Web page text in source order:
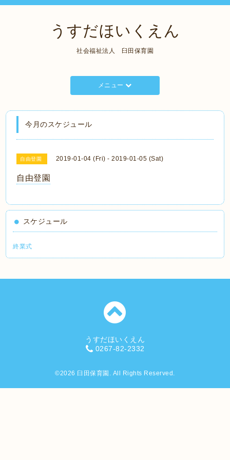
うすだほいくえん
社会福祉法人 臼田保育園
メニュー
今月のスケジュール
自由登園 2019-01-04 (Fri) - 2019-01-05 (Sat)
自由登園
スケジュール
終業式
うすだほいくえん
0267-82-2332
©2026 臼田保育園 . All Rights Reserved.